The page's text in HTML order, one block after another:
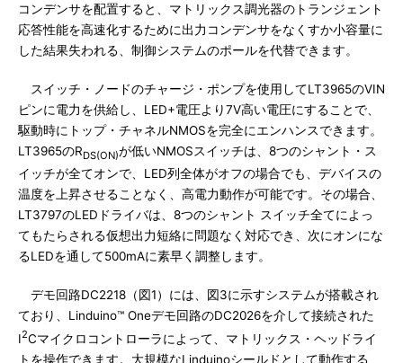
コンデンサを配置すると、マトリックス調光器のトランジェント
応答性能を高速化するために出力コンデンサをなくすか小容量に
した結果失われる、制御システムのポールを代替できます。
スイッチ・ノードのチャージ・ポンプを使用してLT3965のVIN
ピンに電力を供給し、LED+電圧より7V高い電圧にすることで、
駆動時にトップ・チャネルNMOSを完全にエンハンスできます。
LT3965のRDS(ON)が低いNMOSスイッチは、8つのシャント・ス
イッチが全てオンで、LED列全体がオフの場合でも、デバイスの
温度を上昇させることなく、高電力動作が可能です。その場合、
LT3797のLEDドライバは、8つのシャント スイッチ全てによっ
てもたらされる仮想出力短絡に問題なく対応でき、次にオンにな
るLEDを通して500mAに素早く調整します。
デモ回路DC2218（図1）には、図3に示すシステムが搭載され
ており、Linduino™ Oneデモ回路のDC2026を介して接続された
I2Cマイクロコントローラによって、マトリックス・ヘッドライ
トを操作できます。大規模なLinduinoシールドとして動作する